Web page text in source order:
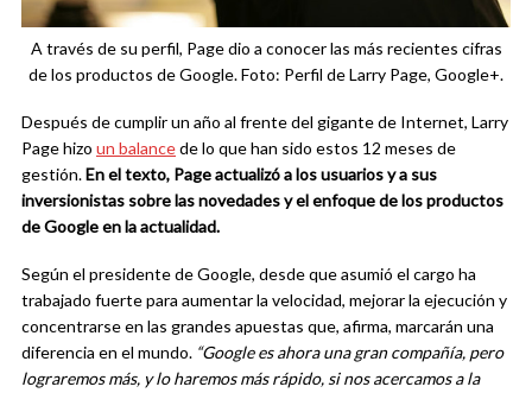
A través de su perfil, Page dio a conocer las más recientes cifras
de los productos de Google. Foto: Perfil de Larry Page, Google+.
Después de cumplir un año al frente del gigante de Internet, Larry
Page hizo un balancede lo que han sido estos 12 meses de
gestión.En el texto, Page actualizó a los usuarios y a sus
inversionistas sobre las novedades y el enfoque de los productos
de Google en la actualidad.
Según el presidente de Google, desde que asumió el cargo ha
trabajado fuerte para aumentar la velocidad, mejorar la ejecución y
concentrarse en las grandes apuestas que, afirma, marcarán una
diferencia en el mundo. “Google es ahora una gran compañía, pero
lograremos más, y lo haremos más rápido, si nos acercamos a la